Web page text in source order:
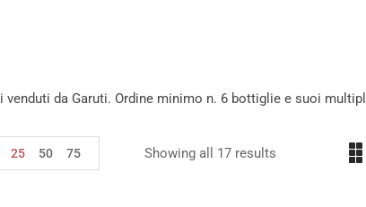
venduti da Garuti. Ordine minimo n. 6 bottiglie e suoi
Showing all 17 results
25 50 75